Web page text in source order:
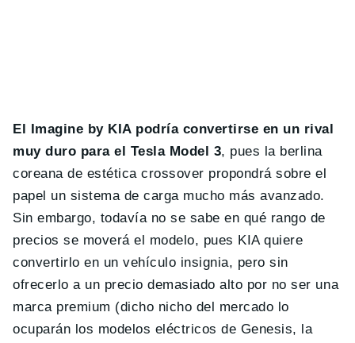
El Imagine by KIA podría convertirse en un rival
muy duro para el Tesla Model 3, pues la berlina
coreana de estética crossover propondrá sobre el
papel un sistema de carga mucho más avanzado.
Sin embargo, todavía no se sabe en qué rango de
precios se moverá el modelo, pues KIA quiere
convertirlo en un vehículo insignia, pero sin
ofrecerlo a un precio demasiado alto por no ser una
marca premium (dicho nicho del mercado lo
ocuparán los modelos eléctricos de Genesis, la